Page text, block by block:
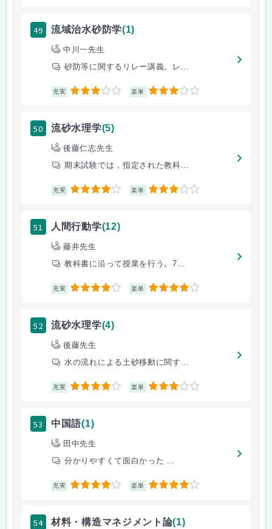
49 流域治水砂防学(1)
中川一先生
砂防等に関するリレー講義。レ...
充実 3 楽単 3
50 流砂水理学(5)
後藤仁志先生
期末試験では，指定された教科...
充実 4 楽単 3
51 人間行動学(12)
藤井先生
教科書に沿って授業を行う。7...
充実 4 楽単 4
52 流砂水理学(4)
後藤先生
水の流れによる土砂移動に関す...
充実 4 楽単 3
53 中国語(1)
田中先生
分かりやすくて面白かった ...
充実 4 楽単 4
54 材料・構造マネジメント論(1)